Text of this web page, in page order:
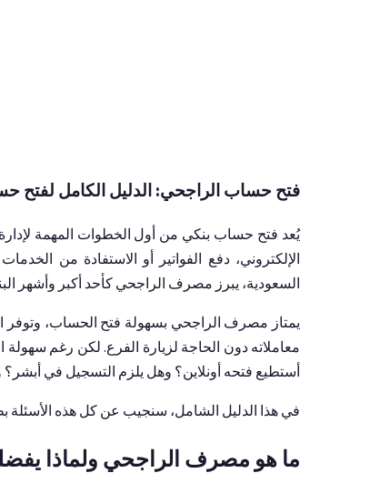
فتح حساب الراجحي: الدليل الكامل لفتح
يُعد فتح حساب بنكي من أول الخطوات المهمة
الإلكتروني، دفع الفواتير أو الاستفادة من
السعودية، يبرز مصرف الراجحي كأحد أكبر وأشهر
يمتاز مصرف الراجحي بسهولة فتح الحساب، وتوفر
معاملاته دون الحاجة لزيارة الفرع. لكن رغم
أستطيع فتحه أونلاين؟ وهل يلزم التسجيل في
في هذا الدليل الشامل، سنجيب عن كل هذه الأسئلة
ما هو مصرف الراجحي ولماذا